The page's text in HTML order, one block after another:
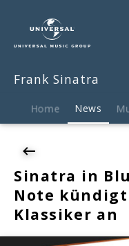
News
Sinatra
Vol.
Note
kündigt
zweiten
Sinatra-
Klassiker
Frank Sinatra
Home News
Sinatra in
Note
Klassiker an